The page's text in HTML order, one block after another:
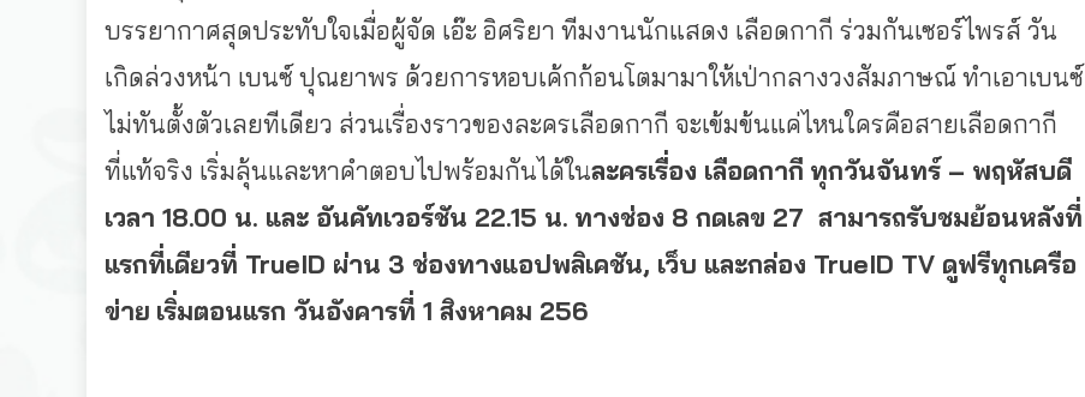
บรรยากาศสุดประทับใจเมื่อผู้จัด เอ๊ะ อิศริยา ทีมงานนักแสดง เลือดกากี ร่วมกันเซอร์ไพรส์ วัน
เกิดล่วงหน้า เบนซ์ ปุณยาพร ด้วยการหอบเค้กก้อนโตมามาให้เป่ากลางวงสัมภาษณ์ ทำเอาเบนซ์
ไม่ทันตั้งตัวเลยทีเดียว ส่วนเรื่องราวของละครเลือดกากี จะเข้มข้นแค่ไหนใครคือสายเลือดกากี
ที่แท้จริง เริ่มลุ้นและหาคำตอบไปพร้อมกันได้ในละครเรื่อง เลือดกากี ทุกวันจันทร์ – พฤหัสบดี
เวลา 18.00 น. และ อันคัทเวอร์ชัน 22.15 น. ทางช่อง 8 กดเลข 27 สามารถรับชมย้อนหลังที่
แรกที่เดียวที่ TrueID ผ่าน 3 ช่องทางแอปพลิเคชัน, เว็บ และกล่อง TrueID TV ดูฟรีทุกเครือ
ข่าย เริ่มตอนแรก วันอังคารที่ 1 สิงหาคม 256